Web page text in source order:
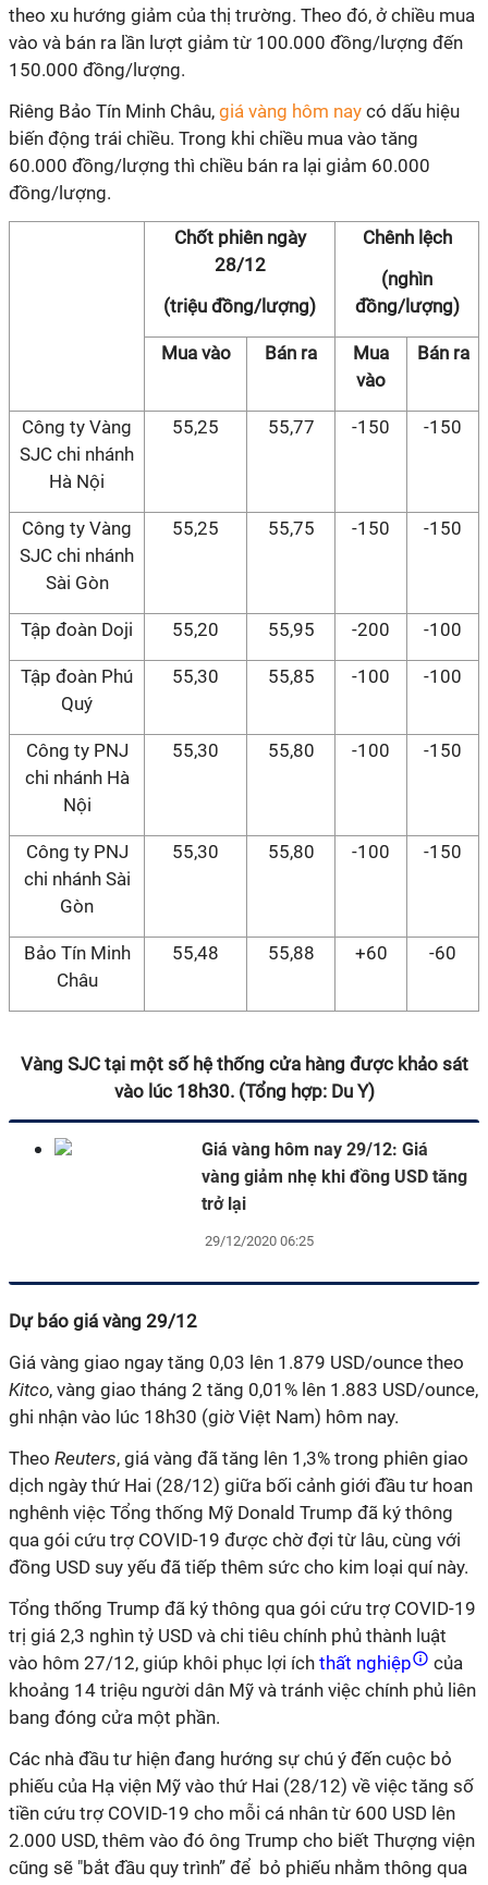
theo xu hướng giảm của thị trường. Theo đó, ở chiều mua
vào và bán ra lần lượt giảm từ 100.000 đồng/lượng đến
150.000 đồng/lượng.
Riêng Bảo Tín Minh Châu, giá vàng hôm nay có dấu hiệu
biến động trái chiều. Trong khi chiều mua vào tăng
60.000 đồng/lượng thì chiều bán ra lại giảm 60.000
đồng/lượng.
Chốt phiên ngày
28/12
(triệu đồng/lượng)
Chênh lệch
(nghìn
đồng/lượng)
Mua vào Bán ra
Mua
vào
Bán ra
Công ty Vàng
SJC chi nhánh
Hà Nội
55,25 55,77 -150 -150
Công ty Vàng
SJC chi nhánh
Sài Gòn
55,25 55,75 -150 -150
Tập đoàn Doji 55,20 55,95 -200 -100
Tập đoàn Phú
Quý
55,30 55,85 -100 -100
Công ty PNJ
chi nhánh Hà
Nội
55,30 55,80 -100 -150
Công ty PNJ
chi nhánh Sài
Gòn
55,30 55,80 -100 -150
Bảo Tín Minh
Châu
55,48 55,88 +60 -60
Vàng SJC tại một số hệ thống cửa hàng được khảo sát
vào lúc 18h30. (Tổng hợp: Du Y)
Giá vàng hôm nay 29/12: Giá
vàng giảm nhẹ khi đồng USD tăng
trở lại
29/12/2020 06:25
Dự báo giá vàng 29/12
Giá vàng giao ngay tăng 0,03 lên 1.879 USD/ounce theo
Kitco, vàng giao tháng 2 tăng 0,01% lên 1.883 USD/ounce,
ghi nhận vào lúc 18h30 (giờ Việt Nam) hôm nay.
Theo Reuters, giá vàng đã tăng lên 1,3% trong phiên giao
dịch ngày thứ Hai (28/12) giữa bối cảnh giới đầu tư hoan
nghênh việc Tổng thống Mỹ Donald Trump đã ký thông
qua gói cứu trợ COVID-19 được chờ đợi từ lâu, cùng với
đồng USD suy yếu đã tiếp thêm sức cho kim loại quí này.
Tổng thống Trump đã ký thông qua gói cứu trợ COVID-19
trị giá 2,3 nghìn tỷ USD và chi tiêu chính phủ thành luật
vào hôm 27/12, giúp khôi phục lợi ích thất nghiệp
của
khoảng 14 triệu người dân Mỹ và tránh việc chính phủ liên
bang đóng cửa một phần.
Các nhà đầu tư hiện đang hướng sự chú ý đến cuộc bỏ
phiếu của Hạ viện Mỹ vào thứ Hai (28/12) về việc tăng số
tiền cứu trợ COVID-19 cho mỗi cá nhân từ 600 USD lên
2.000 USD, thêm vào đó ông Trump cho biết Thượng viện
cũng sẽ "bắt đầu quy trình” để bỏ phiếu nhằm thông qua